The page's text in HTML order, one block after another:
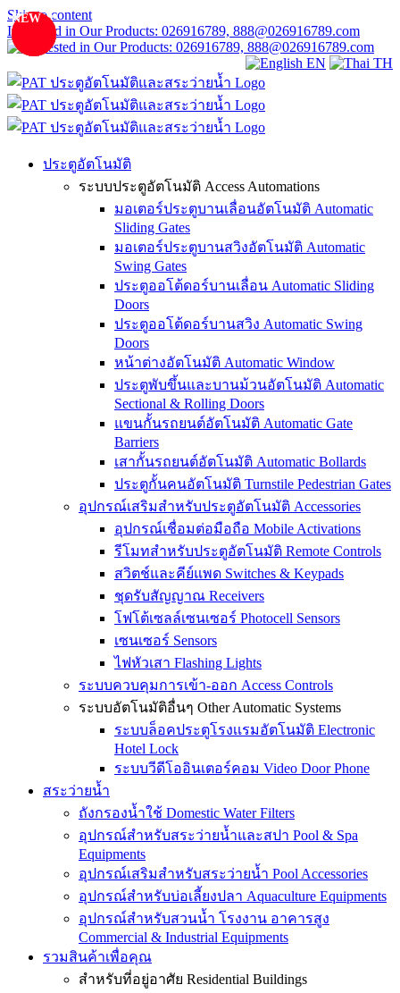
Skip to content
Interested in Our Products: 026916789, 888@026916789.com
EN TH
ประตูอัตโนมัติ
ระบบประตูอัตโนมัติ Access Automations
มอเตอร์ประตูบานเลื่อนอัตโนมัติ Automatic
Sliding Gates
มอเตอร์ประตูบานสวิงอัตโนมัติ Automatic
Swing Gates
ประตูออโต้ดอร์บานเลื่อน Automatic Sliding
Doors
ประตูออโต้ดอร์บานสวิง Automatic Swing
Doors
หน้าต่างอัตโนมัติ Automatic Window
ประตูพับขึ้นและบานม้วนอัตโนมัติ Automatic
Sectional & Rolling Doors
แขนกั้นรถยนต์อัตโนมัติ Automatic Gate
Barriers
เสากั้นรถยนต์อัตโนมัติ Automatic Bollards
ประตูกั้นคนอัตโนมัติ Turnstile Pedestrian Gates
อุปกรณ์เสริมสำหรับประตูอัตโนมัติ Accessories
อุปกรณ์เชื่อมต่อมือถือ Mobile Activations
รีโมทสำหรับประตูอัตโนมัติ Remote Controls
สวิตช์และคีย์แพด Switches & Keypads
ชุดรับสัญญาณ Receivers
โฟโต้เซลล์เซนเซอร์ Photocell Sensors
เซนเซอร์ Sensors
ไฟหัวเสา Flashing Lights
ระบบควบคุมการเข้า-ออก Access Controls
ระบบอัตโนมัติอื่นๆ Other Automatic Systems
ระบบล็อคประตูโรงเเรมอัตโนมัติ Electronic
Hotel Lock
ระบบวีดีโออินเตอร์คอม Video Door Phone
สระว่ายน้ำ
ถังกรองน้ำใช้ Domestic Water Filters
อุปกรณ์สำหรับสระว่ายน้ำและสปา Pool & Spa
Equipments
อุปกรณ์เสริมสำหรับสระว่ายน้ำ Pool Accessories
อุปกรณ์สำหรับบ่อเลี้ยงปลา Aquaculture Equipments
อุปกรณ์สำหรับสวนน้ำ โรงงาน อาคารสูง
Commercial & Industrial Equipments
รวมสินค้าเพื่อคุณ
สำหรับที่อยู่อาศัย Residential Buildings
NEW
NEW
NEW
PHASED
NEW
PHASED
NEW